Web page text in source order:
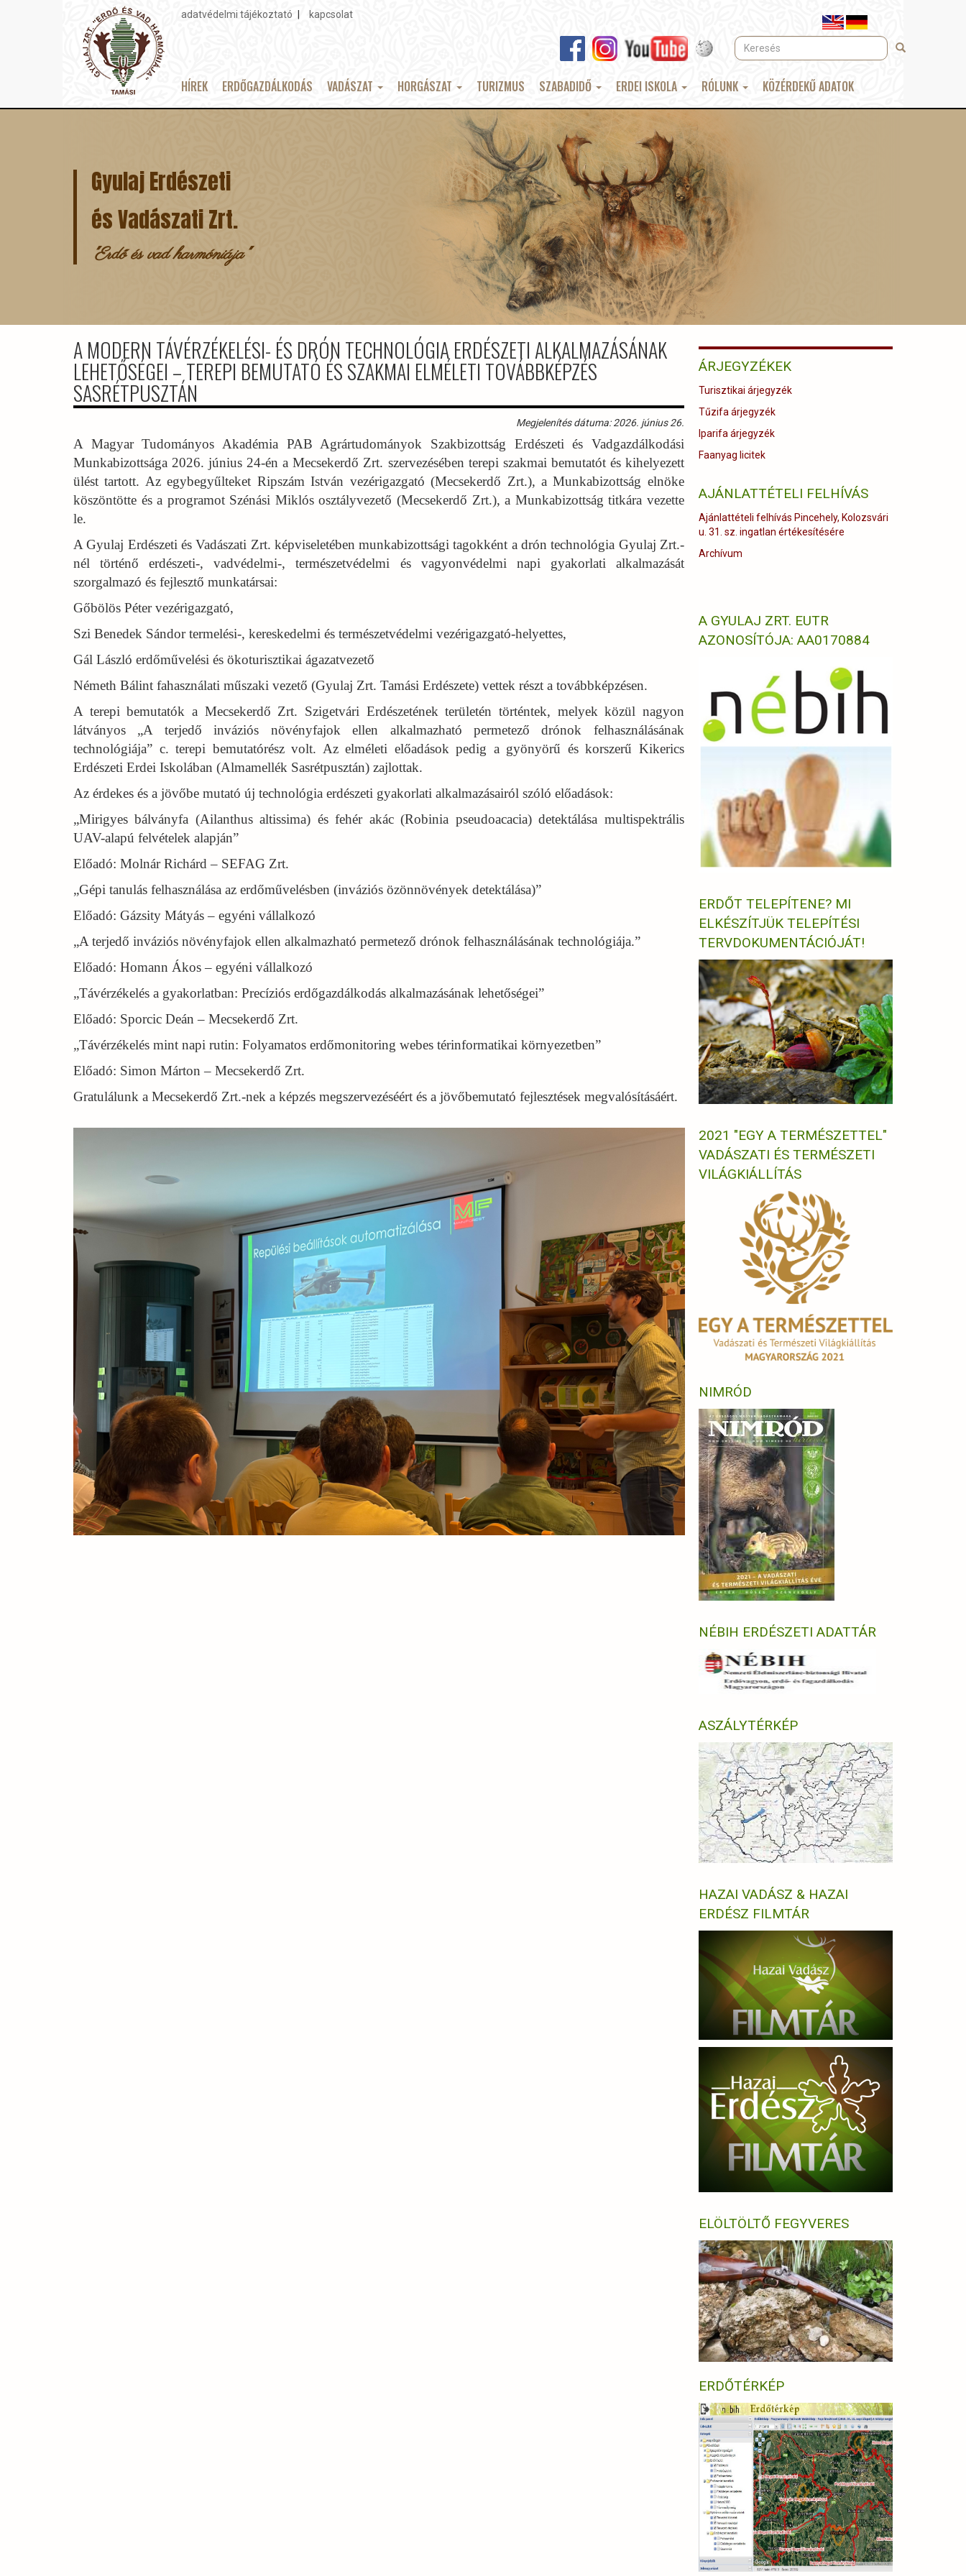
Topmenu
adatvédelmi tájékoztató kapcsolat
Keresés Keresés
Main
HÍREK ERDŐGAZDÁLKODÁS VADÁSZAT HORGÁSZAT TURIZMUS SZABADIDŐ ERDEI ISKOLA RÓLUNK KÖZÉRDEKŰ ADATOK
Gyulaj Erdészeti
és Vadászati Zrt.
"Erdő és vad harmóniája"
A MODERN TÁVÉRZÉKELÉSI- ÉS DRÓN TECHNOLÓGIA ERDÉSZETI ALKALMAZÁSÁNAK
LEHETŐSÉGEI – TEREPI BEMUTATÓ ÉS SZAKMAI ELMÉLETI TOVÁBBKÉPZÉS
SASRÉTPUSZTÁN
Megjelenítés dátuma: 2026. június 26.
A Magyar Tudományos Akadémia PAB Agrártudományok Szakbizottság Erdészeti és Vadgazdálkodási
Munkabizottsága 2026. június 24-én a Mecsekerdő Zrt. szervezésében terepi szakmai bemutatót és kihelyezett
ülést tartott. Az egybegyűlteket Ripszám István vezérigazgató (Mecsekerdő Zrt.), a Munkabizottság elnöke
köszöntötte és a programot Szénási Miklós osztályvezető (Mecsekerdő Zrt.), a Munkabizottság titkára vezette
le.
A Gyulaj Erdészeti és Vadászati Zrt. képviseletében munkabizottsági tagokként a drón technológia Gyulaj Zrt.-
nél történő erdészeti-, vadvédelmi-, természetvédelmi és vagyonvédelmi napi gyakorlati alkalmazását
szorgalmazó és fejlesztő munkatársai:
Gőbölös Péter vezérigazgató,
Szi Benedek Sándor termelési-, kereskedelmi és természetvédelmi vezérigazgató-helyettes,
Gál László erdőművelési és ökoturisztikai ágazatvezető
Németh Bálint fahasználati műszaki vezető (Gyulaj Zrt. Tamási Erdészete) vettek részt a továbbképzésen.
A terepi bemutatók a Mecsekerdő Zrt. Szigetvári Erdészetének területén történtek, melyek közül nagyon
látványos „A terjedő inváziós növényfajok ellen alkalmazható permetező drónok felhasználásának
technológiája” c. terepi bemutatórész volt. Az elméleti előadások pedig a gyönyörű és korszerű Kikerics
Erdészeti Erdei Iskolában (Almamellék Sasrétpusztán) zajlottak.
Az érdekes és a jövőbe mutató új technológia erdészeti gyakorlati alkalmazásairól szóló előadások:
„Mirigyes bálványfa (Ailanthus altissima) és fehér akác (Robinia pseudoacacia) detektálása multispektrális
UAV-alapú felvételek alapján”
Előadó: Molnár Richárd – SEFAG Zrt.
„Gépi tanulás felhasználása az erdőművelésben (inváziós özönnövények detektálása)”
Előadó: Gázsity Mátyás – egyéni vállalkozó
„A terjedő inváziós növényfajok ellen alkalmazható permetező drónok felhasználásának technológiája.”
Előadó: Homann Ákos – egyéni vállalkozó
„Távérzékelés a gyakorlatban: Precíziós erdőgazdálkodás alkalmazásának lehetőségei”
Előadó: Sporcic Deán – Mecsekerdő Zrt.
„Távérzékelés mint napi rutin: Folyamatos erdőmonitoring webes térinformatikai környezetben”
Előadó: Simon Márton – Mecsekerdő Zrt.
Gratulálunk a Mecsekerdő Zrt.-nek a képzés megszervezéséért és a jövőbemutató fejlesztések megvalósításáért.
ÁRJEGYZÉKEK
Turisztikai árjegyzék
Tűzifa árjegyzék
Iparifa árjegyzék
Faanyag licitek
AJÁNLATTÉTELI FELHÍVÁS
Ajánlattételi felhívás Pincehely, Kolozsvári
u. 31. sz. ingatlan értékesítésére
Archívum
A GYULAJ ZRT. EUTR
AZONOSÍTÓJA: AA0170884
ERDŐT TELEPÍTENE? MI
ELKÉSZÍTJÜK TELEPÍTÉSI
TERVDOKUMENTÁCIÓJÁT!
2021 "EGY A TERMÉSZETTEL"
VADÁSZATI ÉS TERMÉSZETI
VILÁGKIÁLLÍTÁS
NIMRÓD
NÉBIH ERDÉSZETI ADATTÁR
ASZÁLYTÉRKÉP
HAZAI VADÁSZ & HAZAI
ERDÉSZ FILMTÁR
ELÖLTÖLTŐ FEGYVERES
ERDŐTÉRKÉP